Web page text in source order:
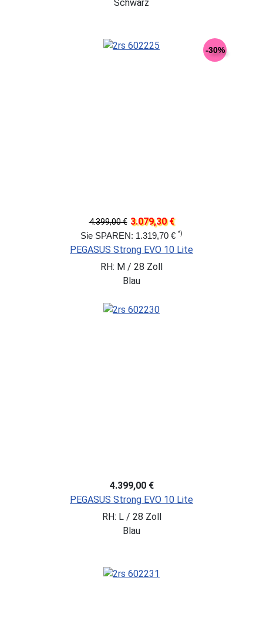
Schwarz
-30%
4.399,00 € 3.079,30 €
Sie SPAREN: 1.319,70 € *)
PEGASUS Strong EVO 10 Lite
RH: M / 28 Zoll
Blau
4.399,00 €
PEGASUS Strong EVO 10 Lite
RH: L / 28 Zoll
Blau